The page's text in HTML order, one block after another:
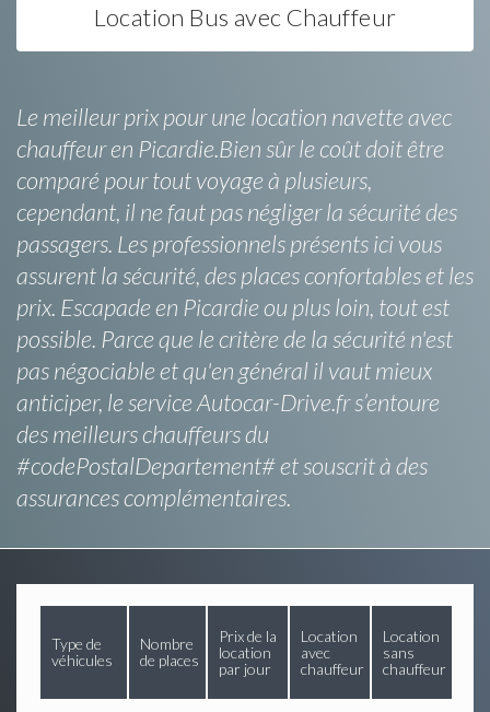
Location Bus avec Chauffeur
Le meilleur prix pour une location navette avec
chauffeur en Picardie.Bien sûr le coût doit être
comparé pour tout voyage à plusieurs,
cependant, il ne faut pas négliger la sécurité des
passagers. Les professionnels présents ici vous
assurent la sécurité, des places confortables et les
prix. Escapade en Picardie ou plus loin, tout est
possible. Parce que le critère de la sécurité n'est
pas négociable et qu'en général il vaut mieux
anticiper, le service Autocar-Drive.fr s’entoure
des meilleurs chauffeurs du
#codePostalDepartement# et souscrit à des
assurances complémentaires.
Type de
véhicules
Nombre
de places
Prix de la
location
par jour
Location
avec
chauffeur
Location
sans
chauffeur